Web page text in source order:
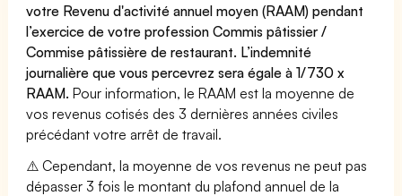
votre Revenu d'activité annuel moyen (RAAM) pendant
l’exercice de votre profession Commis pâtissier /
Commise pâtissière de restaurant. L’indemnité
journalière que vous percevrez sera égale à 1/730 x
RAAM. Pour information, le RAAM est la moyenne de
vos revenus cotisés des 3 dernières années civiles
précédant votre arrêt de travail.
⚠️ Cependant, la moyenne de vos revenus ne peut pas
dépasser 3 fois le montant du plafond annuel de la